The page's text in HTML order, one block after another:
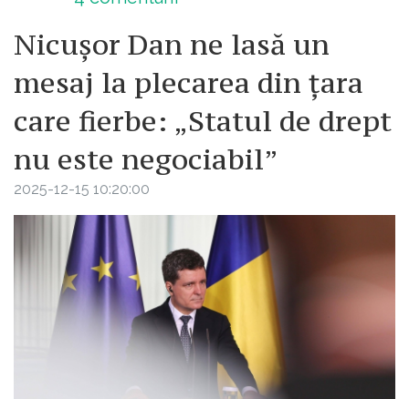
Nicușor Dan ne lasă un
mesaj la plecarea din țara
care fierbe: „Statul de drept
nu este negociabil”
2025-12-15 10:20:00